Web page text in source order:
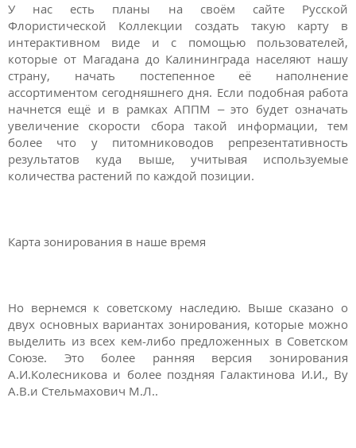
У нас есть планы на своём сайте Русской
Флористической Коллекции создать такую карту в
интерактивном виде и с помощью пользователей,
которые от Магадана до Калининграда населяют нашу
страну, начать постепенное её наполнение
ассортиментом сегодняшнего дня. Если подобная работа
начнется ещё и в рамках АППМ – это будет означать
увеличение скорости сбора такой информации, тем
более что у питомниководов репрезентативность
результатов куда выше, учитывая используемые
количества растений по каждой позиции.
Карта зонирования в наше время
Но вернемся к советскому наследию. Выше сказано о
двух основных вариантах зонирования, которые можно
выделить из всех кем-либо предложенных в Советском
Союзе. Это более ранняя версия зонирования
А.И.Колесникова и более поздняя Галактинова И.И., Ву
А.В.и Стельмахович М.Л..